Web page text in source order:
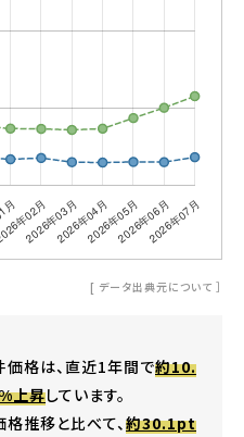
[ データ出典元について ］
価格は、直近1年間で約10.
上昇しています。
推移と比べて、約30.1pt